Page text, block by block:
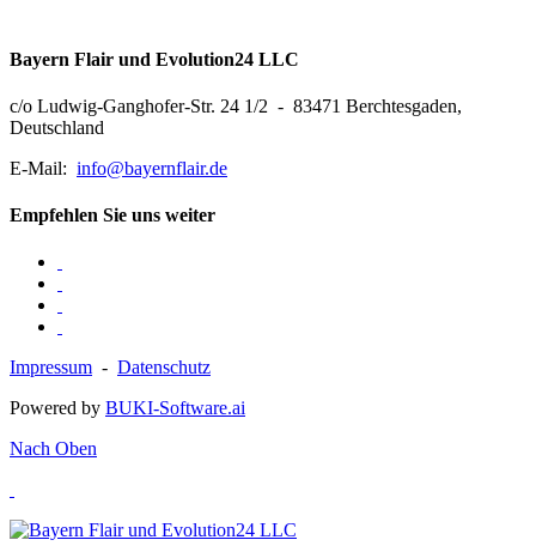
Bayern Flair und Evolution24 LLC
c/o Ludwig-Ganghofer-Str. 24 1/2 - 83471 Berchtesgaden,
Deutschland
E-Mail: info@bayernflair.de
Empfehlen Sie uns weiter
Impressum - Datenschutz
Powered by BUKI-Software.ai
Nach Oben